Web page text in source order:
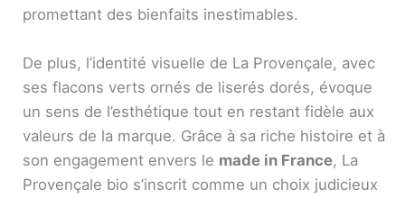
promettant des bienfaits inestimables.
De plus, l’identité visuelle de La Provençale, avec
ses flacons verts ornés de liserés dorés, évoque
un sens de l’esthétique tout en restant fidèle aux
valeurs de la marque. Grâce à sa riche histoire et à
son engagement envers le made in France, La
Provençale bio s’inscrit comme un choix judicieux